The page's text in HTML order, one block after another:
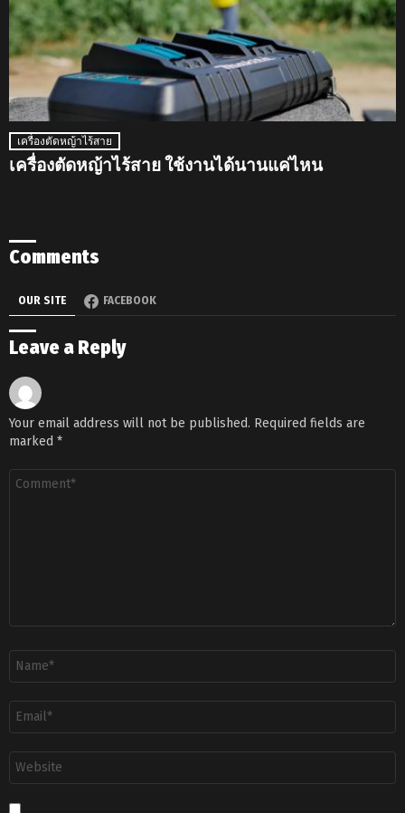
เครื่องตัดหญ้าไร้สาย
เครื่องตัดหญ้าไร้สาย ใช้งานได้นานแค่ไหน
Comments
OUR SITE FACEBOOK
Leave a Reply
Your email address will not be published. Required fields are
marked *